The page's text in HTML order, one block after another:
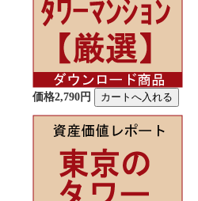
価格2,790円